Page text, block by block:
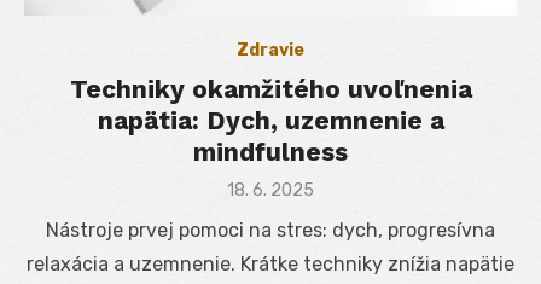
Zdravie
Techniky okamžitého uvoľnenia
napätia: Dych, uzemnenie a
mindfulness
Posted
18. 6. 2025
Nástroje prvej pomoci na stres: dych, progresívna
relaxácia a uzemnenie. Krátke techniky znížia napätie